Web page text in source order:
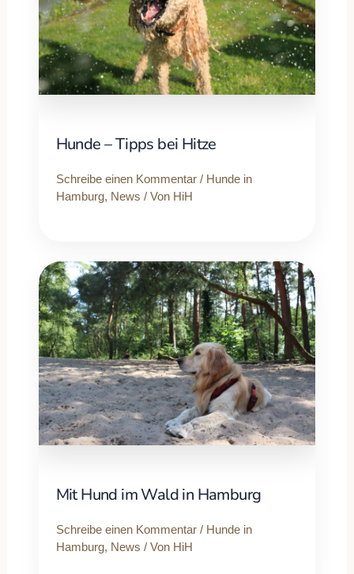
Hunde – Tipps bei Hitze
Schreibe einen Kommentar / Hunde in
Hamburg, News / Von HiH
Mit Hund im Wald in Hamburg
Schreibe einen Kommentar / Hunde in
Hamburg, News / Von HiH